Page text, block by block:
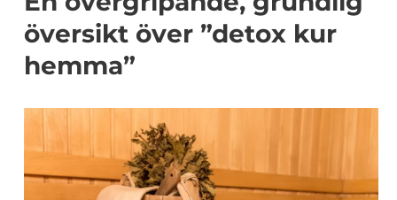
översikt över ”detox kur
hemma”